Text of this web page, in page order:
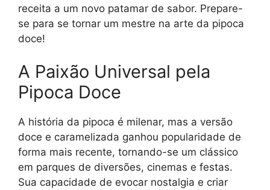
receita a um novo patamar de sabor. Prepare-
se para se tornar um mestre na arte da pipoca
doce!
A Paixão Universal pela
Pipoca Doce
A história da pipoca é milenar, mas a versão
doce e caramelizada ganhou popularidade de
forma mais recente, tornando-se um clássico
em parques de diversões, cinemas e festas.
Sua capacidade de evocar nostalgia e criar